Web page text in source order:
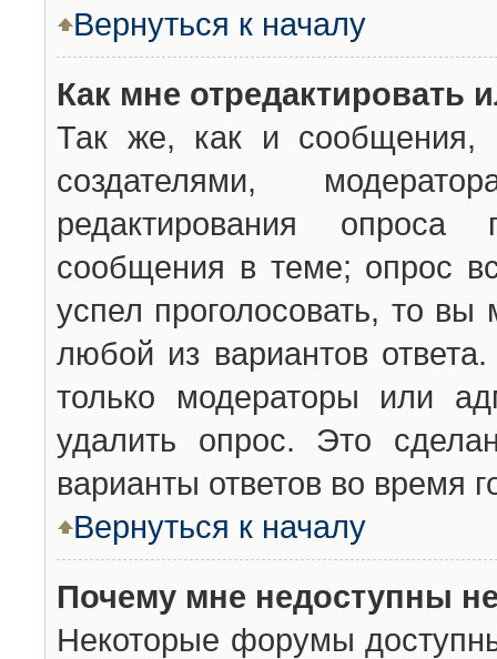
Вернуться к началу
Как мне отредактировать
Так же, как и сообщения,
создателями,
редактирования опроса
сообщения в теме; опрос
успел проголосовать, то вы
любой из вариантов
только модераторы или
удалить опрос. Это
варианты ответов во время
Вернуться к началу
Почему мне недоступны
Некоторые форумы